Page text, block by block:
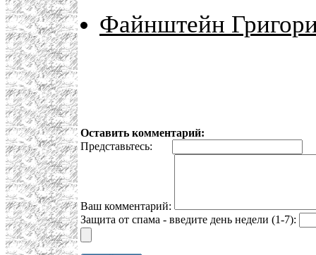
Файнштейн
Оставить комментарий:
Представьтесь:
Ваш комментарий:
Защита от спама - введите день недели (1-7):